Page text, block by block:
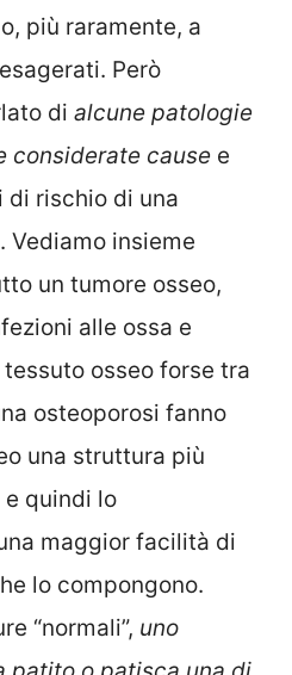
più raramente, a
Però
di alcune patologie
considerate cause e
rischio di una
insieme
un tumore osseo,
alle ossa e
osseo forse tra
osteoporosi fanno
una struttura più
quindi lo
maggior facilità di
lo compongono.
“normali”, uno